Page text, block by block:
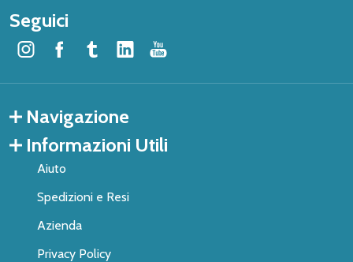
Seguici
Navigazione
Informazioni Utili
Aiuto
Spedizioni e Resi
Azienda
Privacy Policy